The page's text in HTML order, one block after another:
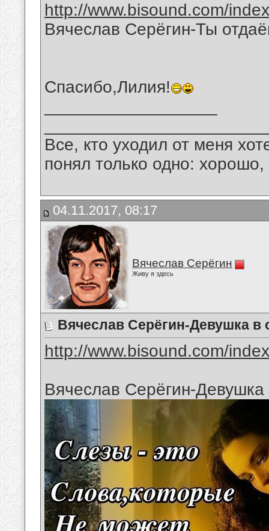
http://www.bisound.com/
Вячеслав Серёгин-Ты
Спасибо,Лилия!
Все, кто уходил от меня
понял только одно:
04.11.2017, 08:17
Вячеслав Серёгин
Живу я здесь
Вячеслав Серёгин-Девушка в
http://www.bisound.com/
Вячеслав Серёгин-Девушка